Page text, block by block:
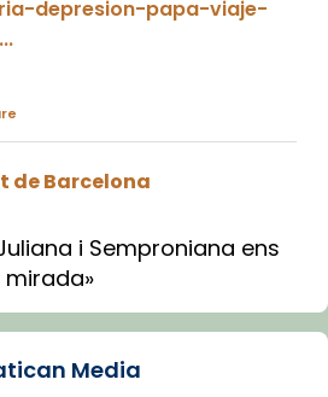
depresion-papa-viaje-
de Barcelona
i Semproniana ens
bisbe de Tortosa, ha
Media